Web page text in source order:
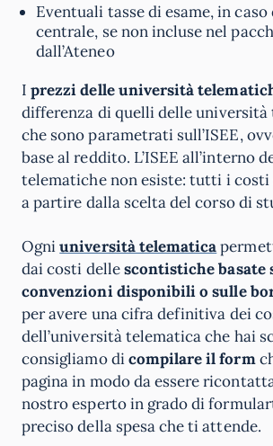
Eventuali tasse di esame, in caso
centrale, se non incluse nel
dall’Ateneo
Iprezzi delle università
differenza di quelli delle
che sono parametrati sull’ISEE,
base al reddito. L’ISEE all’interno
telematiche non esiste: tutti i costi
a partire dalla scelta del corso di
Ogniuniversità telematica
dai costi dellescontistiche basate
convenzioni disponibili o sulle
per avere una cifra definitiva dei
dell’università telematica che hai
consigliamo dicompilare il form
pagina in modo da essere
nostro esperto in grado di
preciso della spesa che ti attende.